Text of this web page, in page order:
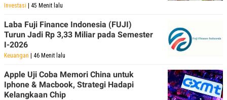
Investasi | 45 Menit lalu
Laba Fuji Finance Indonesia (FUJI)
Turun Jadi Rp 3,33 Miliar pada Semester
I-2026
Keuangan | 46 Menit lalu
Apple Uji Coba Memori China untuk
Iphone & Macbook, Strategi Hadapi
Kelangkaan Chip